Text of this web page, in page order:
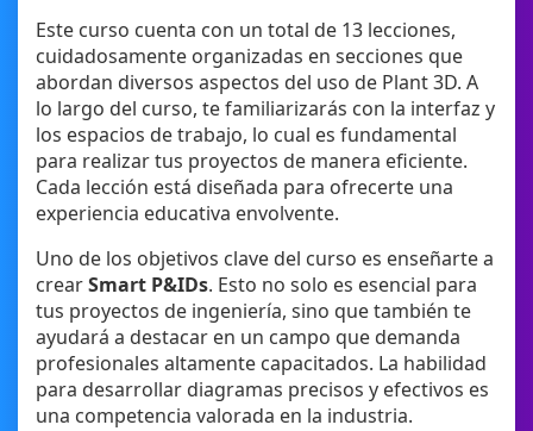
Este curso cuenta con un total de 13 lecciones,
cuidadosamente organizadas en secciones que
abordan diversos aspectos del uso de Plant 3D. A
lo largo del curso, te familiarizarás con la interfaz y
los espacios de trabajo, lo cual es fundamental
para realizar tus proyectos de manera eficiente.
Cada lección está diseñada para ofrecerte una
experiencia educativa envolvente.
Uno de los objetivos clave del curso es enseñarte a
crearSmart P&IDs. Esto no solo es esencial para
tus proyectos de ingeniería, sino que también te
ayudará a destacar en un campo que demanda
profesionales altamente capacitados. La habilidad
para desarrollar diagramas precisos y efectivos es
una competencia valorada en la industria.